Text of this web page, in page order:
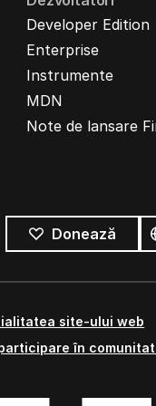
Developer Edition
Enterprise
Instrumente
MDN
Note de lansare
Donează
site-ului web
în